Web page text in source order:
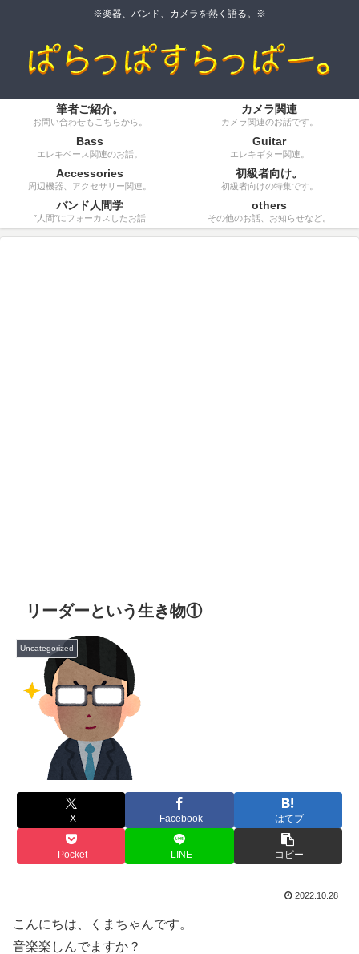
※楽器、バンド、カメラを熱く語る。※
筆者ご紹介。
お問い合わせもこちらから。
カメラ関連
カメラ関連のお話です。
Bass
エレキベース関連のお話。
Guitar
エレキギター関連。
Accessories
周辺機器、アクセサリー関連。
初級者向け。
初級者向けの特集です。
バンド人間学
”人間”にフォーカスしたお話
others
その他のお話、お知らせなど。
リーダーという生き物①
Uncategorized
X Facebook はてブ
Pocket LINE コピー
2022.10.28
こんにちは、くまちゃんです。
音楽楽しんでますか？